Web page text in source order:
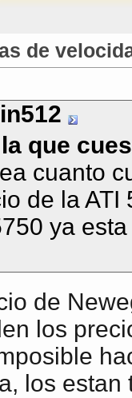
de
que
cuanto
de la
ya
de
los
los estan